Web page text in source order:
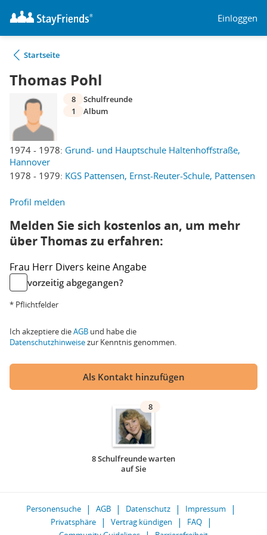
Einloggen
Startseite
Thomas Pohl
1974 - 1978: Grund- und Hauptschule Haltenhoffstraße,
Hannover
1978 - 1979: KGS Pattensen, Ernst-Reuter-Schule, Pattensen
8
Schulfreunde
1
Album
Profil melden
Melden Sie sich kostenlos an, um mehr
über Thomas zu erfahren:
Frau Herr Divers keine Angabe
vorzeitig abgegangen?
* Pflichtfelder
Ich akzeptiere dieAGB und habe die
Datenschutzhinweisezur Kenntnis genommen.
Als Kontakt hinzufügen
8
8 Schulfreunde warten
auf Sie
Personensuche AGB Datenschutz
Impressum
Privatsphäre
Vertrag kündigen
FAQ